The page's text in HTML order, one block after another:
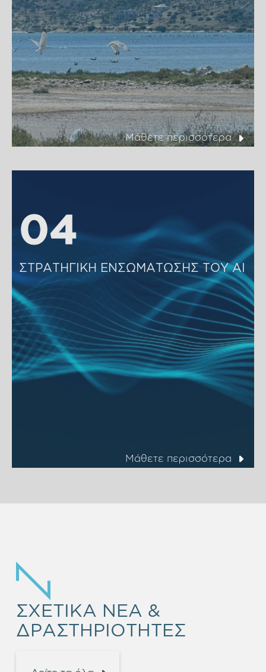
Μάθετε περισσότερα
04
04
ΣΤΡΑΤΗΓΙΚΗ ΕΝΣΩΜΑΤΩΣΗΣ ΤΟΥ ΑΙ
Μάθετε περισσότερα
ΣΧΕΤΙΚΑ ΝΕΑ &
ΔΡΑΣΤΗΡΙΟΤΗΤΕΣ